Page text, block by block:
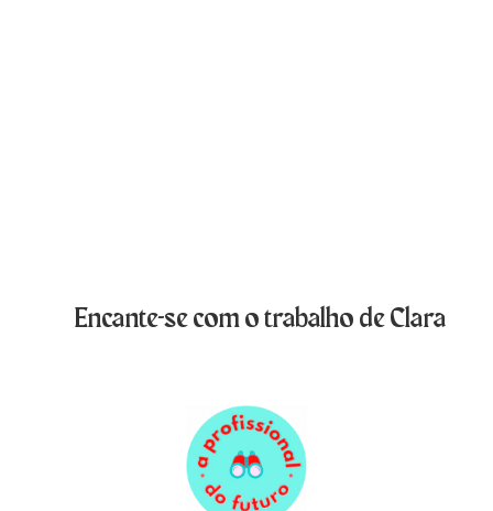
Encante-se com o trabalho de Clara